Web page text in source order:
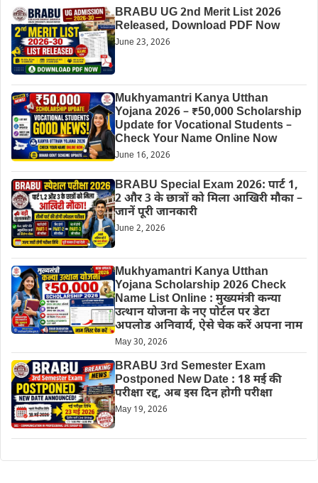
BRABU UG 2nd Merit List 2026
Released, Download PDF Now
June 23, 2026
Mukhyamantri Kanya Utthan
Yojana 2026 – ₹50,000 Scholarship
Update for Vocational Students –
Check Your Name Online Now
June 16, 2026
BRABU Special Exam 2026: पार्ट 1,
2 और 3 के छात्रों को मिला आखिरी मौका –
जानें पूरी जानकारी
June 2, 2026
Mukhyamantri Kanya Utthan
Yojana Scholarship 2026 Check
Name List Online : मुख्यमंत्री कन्या
उत्थान योजना के नए पोर्टल पर डेटा
अपलोड अनिवार्य, ऐसे चेक करें अपना नाम
May 30, 2026
BRABU 3rd Semester Exam
Postponed New Date : 18 मई की
परीक्षा रद्द, अब इस दिन होगी परीक्षा
May 19, 2026